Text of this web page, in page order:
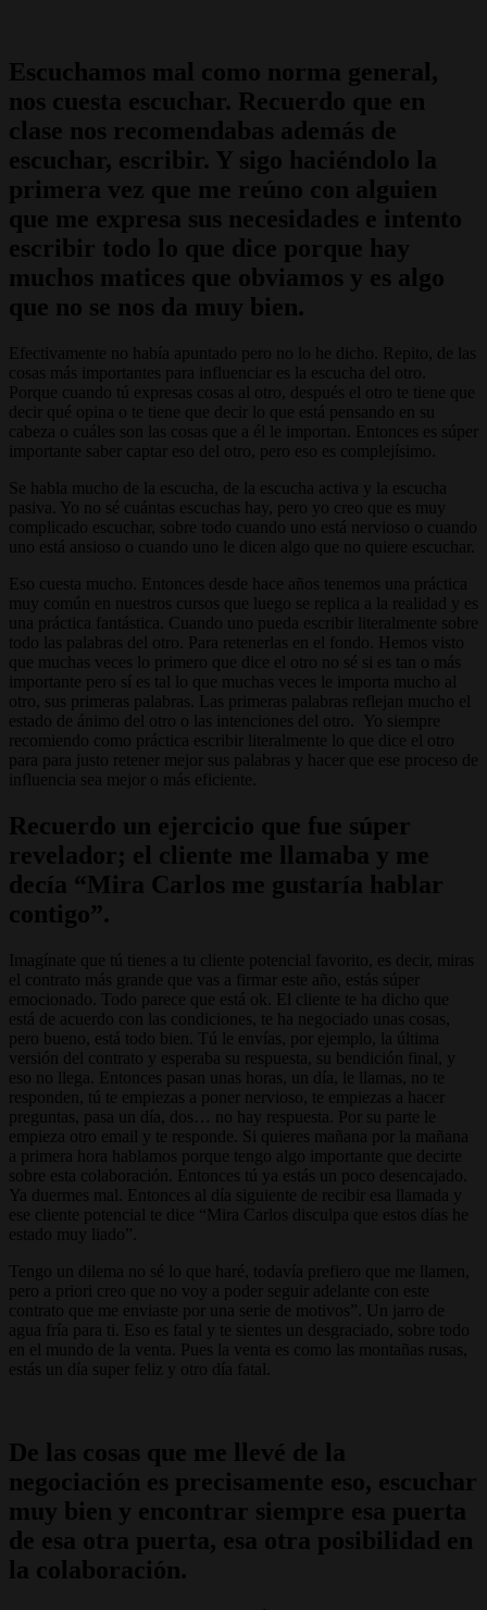
Escuchamos mal como norma general,
nos cuesta escuchar. Recuerdo que en
clase nos recomendabas además de
escuchar, escribir. Y sigo haciéndolo la
primera vez que me reúno con alguien
que me expresa sus necesidades e intento
escribir todo lo que dice porque hay
muchos matices que obviamos y es algo
que no se nos da muy bien.
Efectivamente no había apuntado pero no lo he dicho. Repito, de las
cosas más importantes para influenciar es la escucha del otro.
Porque cuando tú expresas cosas al otro, después el otro te tiene que
decir qué opina o te tiene que decir lo que está pensando en su
cabeza o cuáles son las cosas que a él le importan. Entonces es súper
importante saber captar eso del otro, pero eso es complejísimo.
Se habla mucho de la escucha, de la escucha activa y la escucha
pasiva. Yo no sé cuántas escuchas hay, pero yo creo que es muy
complicado escuchar, sobre todo cuando uno está nervioso o cuando
uno está ansioso o cuando uno le dicen algo que no quiere escuchar.
Eso cuesta mucho. Entonces desde hace años tenemos una práctica
muy común en nuestros cursos que luego se replica a la realidad y es
una práctica fantástica. Cuando uno pueda escribir literalmente sobre
todo las palabras del otro. Para retenerlas en el fondo. Hemos visto
que muchas veces lo primero que dice el otro no sé si es tan o más
importante pero sí es tal lo que muchas veces le importa mucho al
otro, sus primeras palabras. Las primeras palabras reflejan mucho el
estado de ánimo del otro o las intenciones del otro. Yo siempre
recomiendo como práctica escribir literalmente lo que dice el otro
para para justo retener mejor sus palabras y hacer que ese proceso de
influencia sea mejor o más eficiente.
Recuerdo un ejercicio que fue súper
revelador; el cliente me llamaba y me
decía “Mira Carlos me gustaría hablar
contigo”.
Imagínate que tú tienes a tu cliente potencial favorito, es decir, miras
el contrato más grande que vas a firmar este año, estás súper
emocionado. Todo parece que está ok. El cliente te ha dicho que
está de acuerdo con las condiciones, te ha negociado unas cosas,
pero bueno, está todo bien. Tú le envías, por ejemplo, la última
versión del contrato y esperaba su respuesta, su bendición final, y
eso no llega. Entonces pasan unas horas, un día, le llamas, no te
responden, tú te empiezas a poner nervioso, te empiezas a hacer
preguntas, pasa un día, dos… no hay respuesta. Por su parte le
empieza otro email y te responde. Si quieres mañana por la mañana
a primera hora hablamos porque tengo algo importante que decirte
sobre esta colaboración. Entonces tú ya estás un poco desencajado.
Ya duermes mal. Entonces al día siguiente de recibir esa llamada y
ese cliente potencial te dice “Mira Carlos disculpa que estos días he
estado muy liado”.
Tengo un dilema no sé lo que haré, todavía prefiero que me llamen,
pero a priori creo que no voy a poder seguir adelante con este
contrato que me enviaste por una serie de motivos”. Un jarro de
agua fría para ti. Eso es fatal y te sientes un desgraciado, sobre todo
en el mundo de la venta. Pues la venta es como las montañas rusas,
estás un día super feliz y otro día fatal.
De las cosas que me llevé de la
negociación es precisamente eso, escuchar
muy bien y encontrar siempre esa puerta
de esa otra puerta, esa otra posibilidad en
la colaboración.